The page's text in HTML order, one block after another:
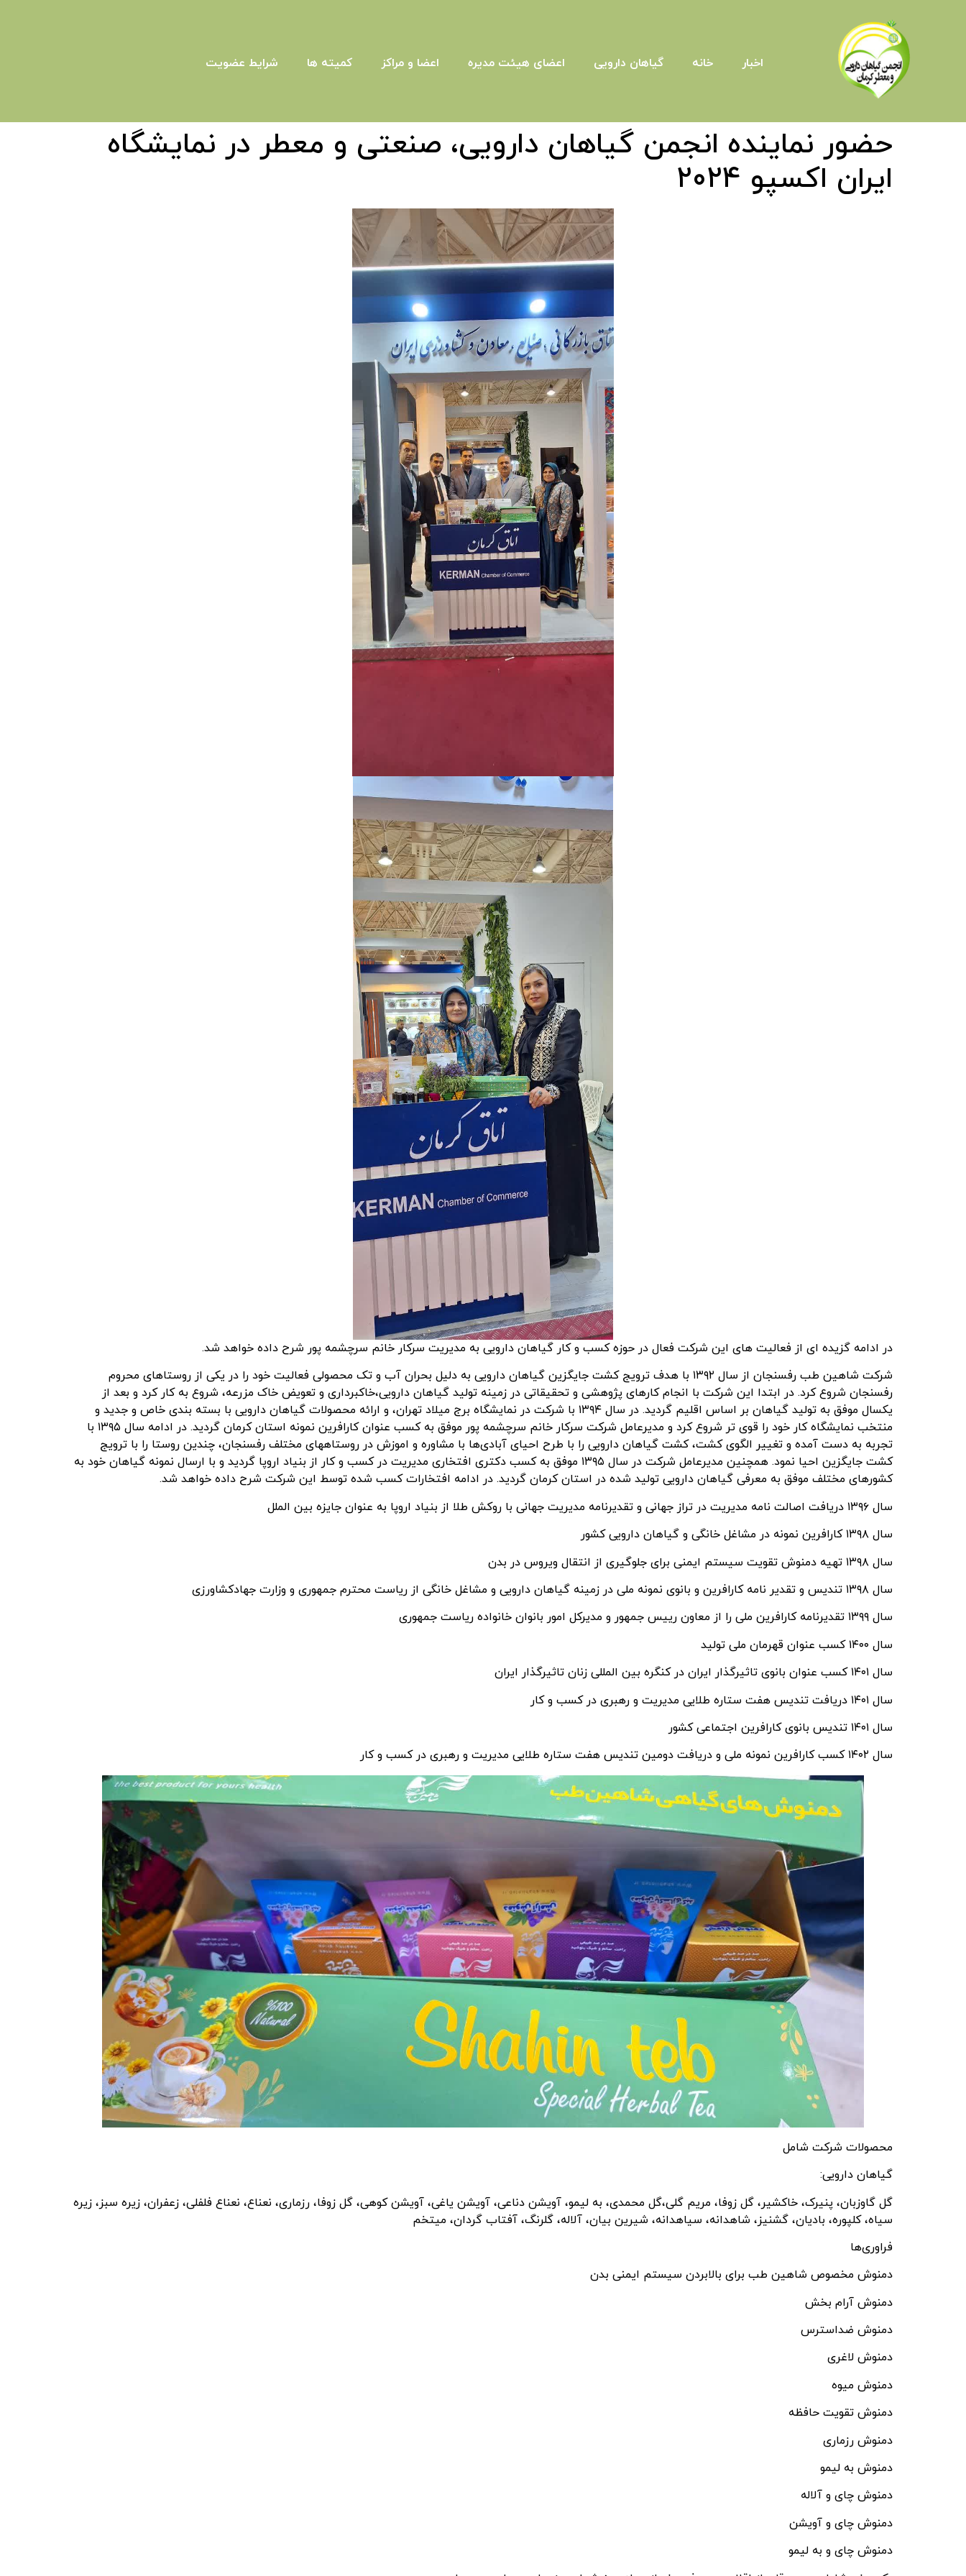
اخبار خانه گیاهان دارویی اعضای هیئت مدیره اعضا و مراکز کمیته ها شرایط عضویت
حضور نماینده انجمن گیاهان دارویی، صنعتی و معطر در نمایشگاه
ایران اکسپو 2024
در ادامه گزیده ای از فعالیت های این شرکت فعال در حوزه کسب و کار گیاهان دارویی به مدیریت سرکار خانم سرچشمه پور شرح داده خواهد شد.
شرکت شاهین طب رفسنجان از سال ۱۳۹۲ با هدف ترویج کشت جایگزین گیاهان دارویی به دلیل بحران آب و تک محصولی فعالیت خود را در یکی از روستاهای محروم
رفسنجان شروع کرد. در ابتدا این شرکت با انجام کارهای پژوهشی و تحقیقاتی در زمینه تولید گیاهان دارویی،خاکبرداری و تعویض خاک مزرعه، شروع به کار کرد و بعد از
یکسال موفق به تولید گیاهان بر اساس اقلیم گردید. در سال ۱۳۹۴ با شرکت در نمایشگاه برج میلاد تهران، و ارائه محصولات گیاهان دارویی با بسته بندی خاص و جدید و
منتخب نمایشگاه کار خود را قوی تر شروع کرد و مدیرعامل شرکت سرکار خانم سرچشمه پور موفق به کسب عنوان کارافرین نمونه استان کرمان گردید. در ادامه سال ۱۳۹۵ با
تجربه به دست آمده و تغییر الگوی کشت، کشت گیاهان دارویی را با طرح احیای آبادی‌ها با مشاوره و اموزش در روستاههای مختلف رفسنجان، چندین روستا را با ترویج
کشت جایگزین احیا نمود. همچنین مدیرعامل شرکت در سال ۱۳۹۵ موفق به کسب دکتری افتخاری مدیریت در کسب و کار از بنیاد اروپا گردید و با ارسال نمونه گیاهان خود به
کشورهای مختلف موفق به معرفی گیاهان دارویی تولید شده در استان کرمان گردید. در ادامه افتخارات کسب شده توسط این شرکت شرح داده خواهد شد.
سال ۱۳۹۶ دریافت اصالت نامه مدیریت در تراز جهانی و تقدیرنامه مدیریت جهانی با روکش طلا از بنیاد اروپا به عنوان جایزه بین الملل
سال ۱۳۹۸ کارافرین نمونه در مشاغل خانگی و گیاهان دارویی کشور
سال ۱۳۹۸ تهیه دمنوش تقویت سیستم ایمنی برای جلوگیری از انتقال ویروس در بدن
سال ۱۳۹۸ تندیس و تقدیر نامه کارافرین و بانوی نمونه ملی در زمینه گیاهان دارویی و مشاغل خانگی از ریاست محترم جمهوری و وزارت جهادکشاورزی
سال ۱۳۹۹ تقدیرنامه کارافرین ملی را از معاون رییس جمهور و مدیرکل امور بانوان خانواده ریاست جمهوری
سال ۱۴۰۰ کسب عنوان قهرمان ملی تولید
سال ۱۴۰۱ کسب عنوان بانوی تاثیرگذار ایران در کنگره بین المللی زنان تاثیرگذار ایران
سال ۱۴۰۱ دریافت تندیس هفت ستاره طلایی مدیریت و رهبری در کسب و کار
سال ۱۴۰۱ تندیس بانوی کارافرین اجتماعی کشور
سال ۱۴۰۲ کسب کارافرین نمونه ملی و دریافت دومین تندیس هفت ستاره طلایی مدیریت و رهبری در کسب و کار
محصولات شرکت شامل
گیاهان دارویی:
گل گاوزبان، پنیرک، خاکشیر، گل زوفا، مریم گلی،گل محمدی، به لیمو، آویشن دناعی، آویشن یاغی، آویشن کوهی، گل زوفا، رزماری، نعناع، نعناع فلفلی، زعفران، زیره سبز، زیره
سیاه، کلپوره، بادیان، گشنیز، شاهدانه، سیاهدانه، شیرین بیان، آلاله، گلرنگ، آفتاب گردان، میتخم
فراوری‌ها
دمنوش مخصوص شاهین طب برای بالابردن سیستم ایمنی بدن
دمنوش آرام بخش
دمنوش ضداسترس
دمنوش لاغری
دمنوش میوه
دمنوش تقویت حافظه
دمنوش رزماری
دمنوش به لیمو
دمنوش چای و آلاله
دمنوش چای و آویشن
دمنوش چای و به لیمو